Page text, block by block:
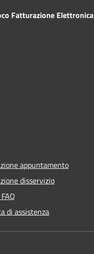
Fatturazione Elettronica
appuntamento
disservizio
di assistenza